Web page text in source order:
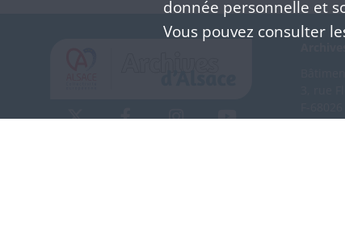
donnée personnelle et
Vous pouvez consulter